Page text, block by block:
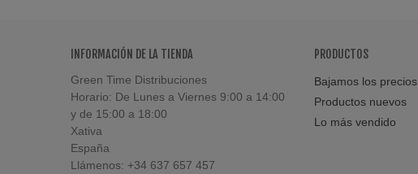
INFORMACIÓN DE LA TIENDA
Green Time Distribuciones
Horario: De Lunes a Viernes 9:00 a 14:00
y de 15:00 a 18:00
Xativa
España
Llámenos: +34 637 657 457
PRODUCTOS
Bajamos los precios
Productos nuevos
Lo más vendido